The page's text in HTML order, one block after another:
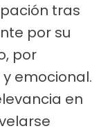
tras
por su
por
emocional.
en